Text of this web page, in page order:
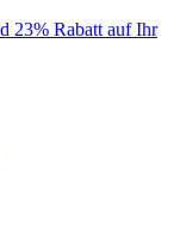
23% Rabatt auf Ihr